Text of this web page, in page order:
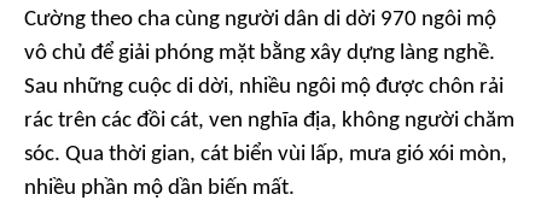
Cường theo cha cùng người dân di dời 970 ngôi mộ
vô chủ để giải phóng mặt bằng xây dựng làng nghề.
Sau những cuộc di dời, nhiều ngôi mộ được chôn rải
rác trên các đồi cát, ven nghĩa địa, không người chăm
sóc. Qua thời gian, cát biển vùi lấp, mưa gió xói mòn,
nhiều phần mộ dần biến mất.